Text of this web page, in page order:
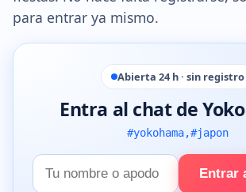
para entrar ya mismo.
Abierta 24 h · sin registro
Entra al chat de
#yokohama,#japon
Tu
nombre
Entrar